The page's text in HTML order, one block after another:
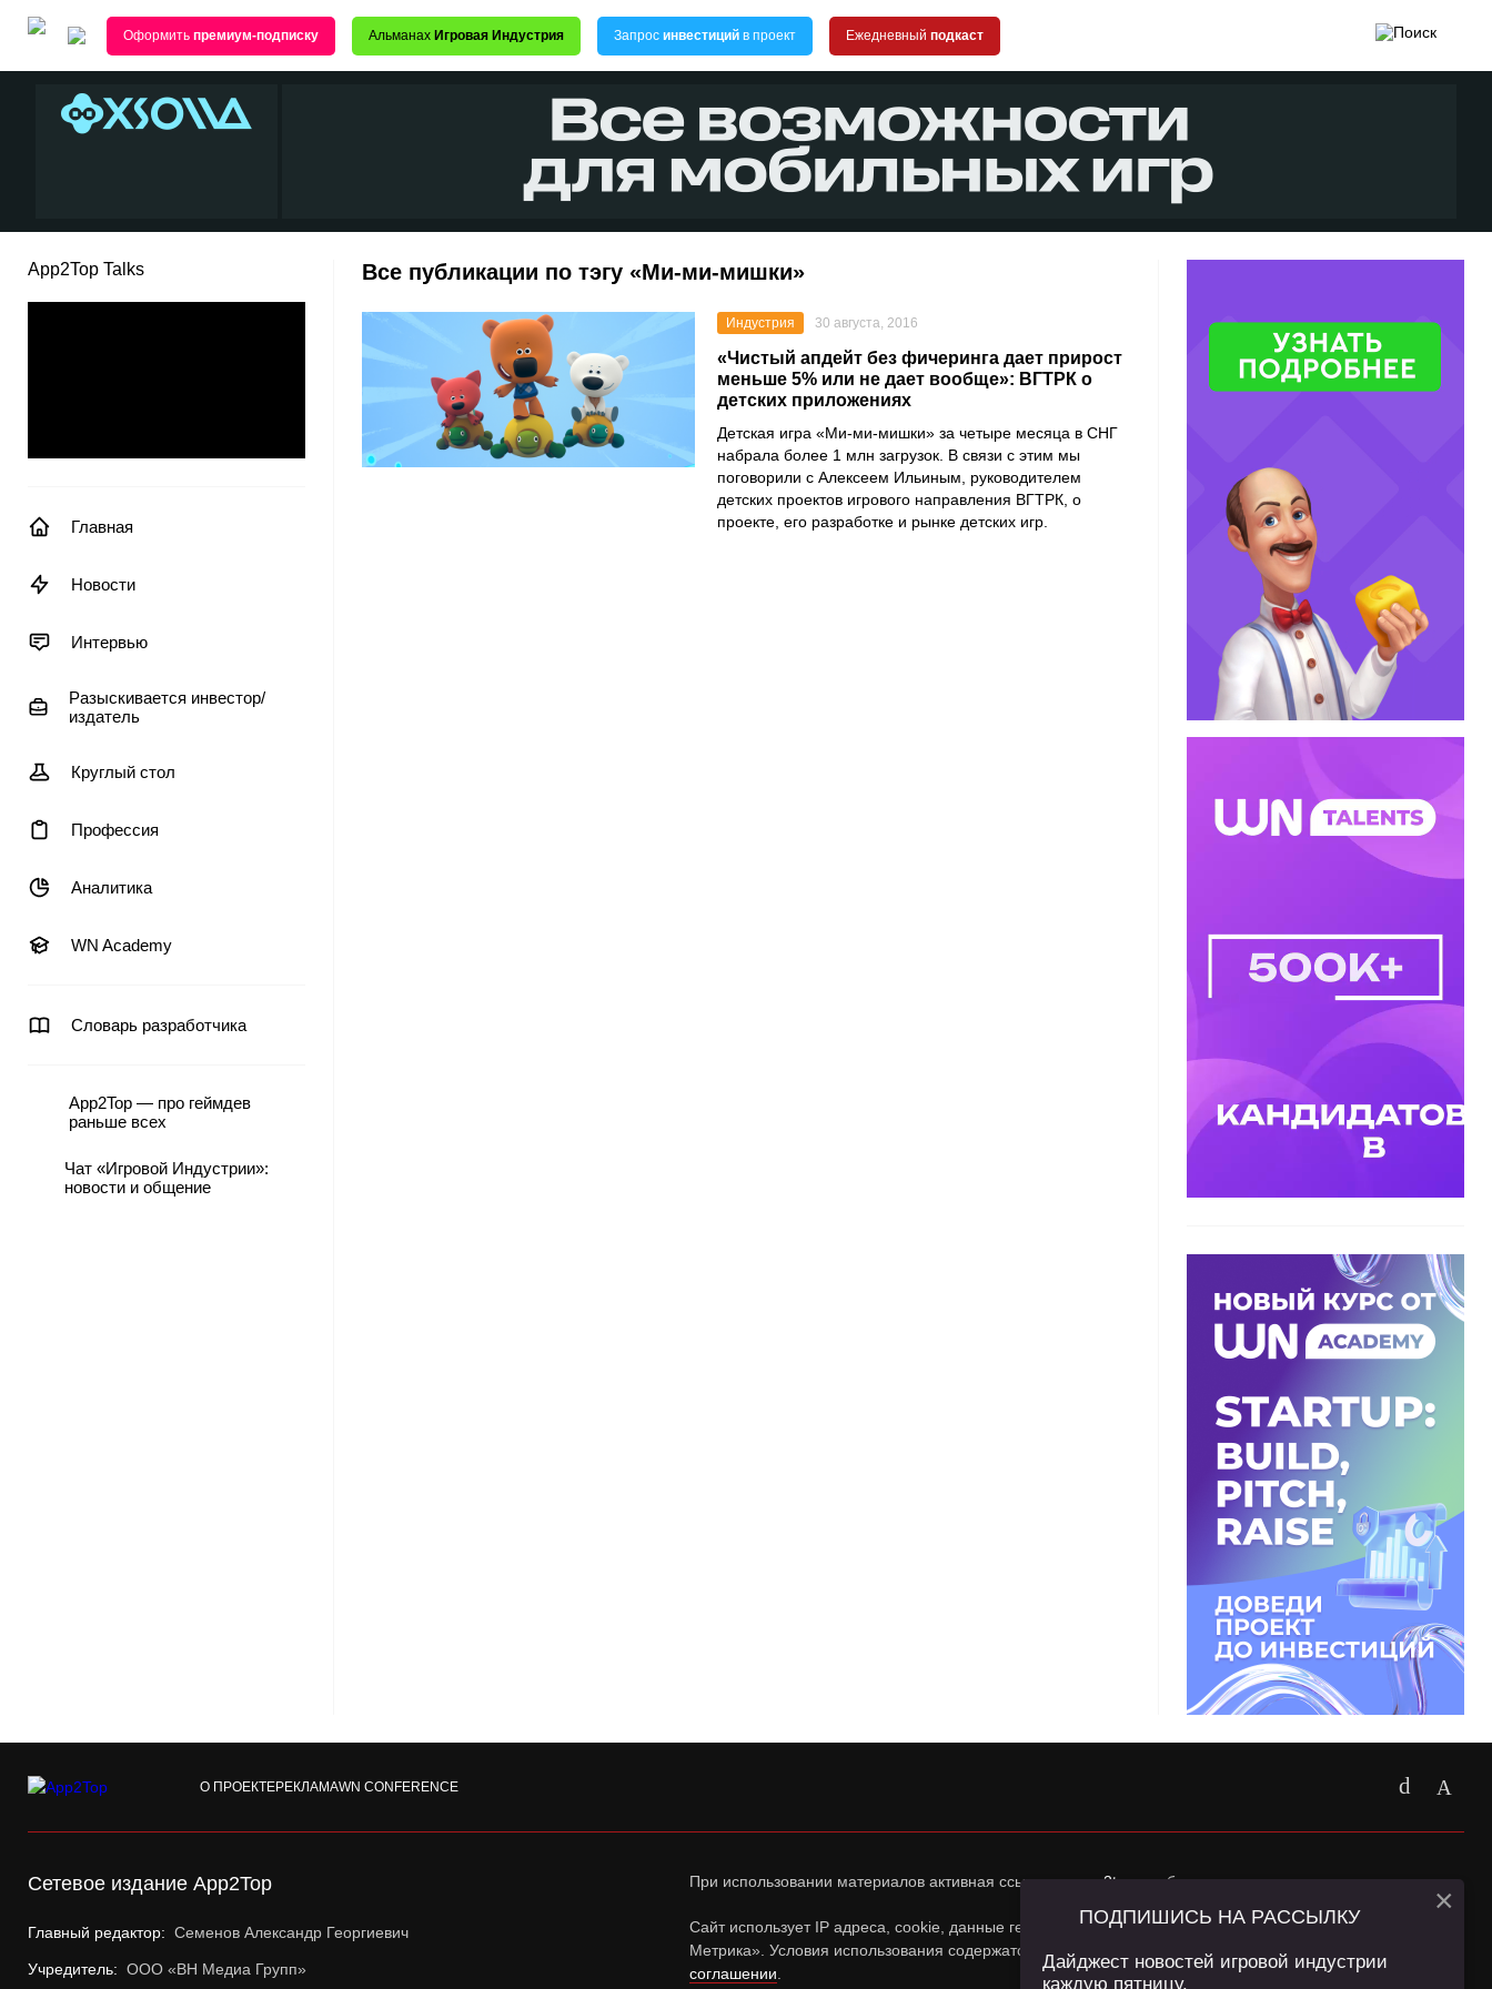
Оформить премиум-подписку Альманах Игровая Индустрия Запрос инвестиций в проект Ежедневный подкаст
App2Top Talks
Главная
Новости
Интервью
Разыскивается инвестор/
издатель
Круглый стол
Профессия
Аналитика
WN Academy
Словарь разработчика
App2Top — про геймдев
раньше всех
Чат «Игровой Индустрии»:
новости и общение
Все публикации по тэгу «Ми-ми-мишки»
Индустрия 30 августа, 2016
«Чистый апдейт без фичеринга дает прирост
меньше 5% или не дает вообще»: ВГТРК о
детских приложениях
Детская игра «Ми-ми-мишки» за четыре месяца в СНГ
набрала более 1 млн загрузок. В связи с этим мы
поговорили с Алексеем Ильиным, руководителем
детских проектов игрового направления ВГТРК, о
проекте, его разработке и рынке детских игр.
О ПРОЕКТЕРЕКЛАМАWN CONFERENCE
Сетевое издание App2Top
Главный редактор: Семенов Александр Георгиевич
Учредитель: ООО «ВН Медиа Групп»
При использовании материалов активная ссылка наapp2top.ruобязательна.
Сайт использует IP адреса, cookie, данные геолокации Пользователей сайта и сервис «Яндекс
Метрика». Условия использования содержатся в
Политике конфиденциальностии
соглашении
ПОДПИШИСЬ НА РАССЫЛКУ
Дайджест новостей игровой индустрии
каждую пятницу.
×